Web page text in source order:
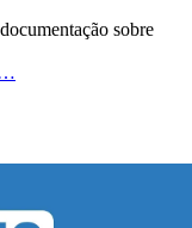
sobre
…